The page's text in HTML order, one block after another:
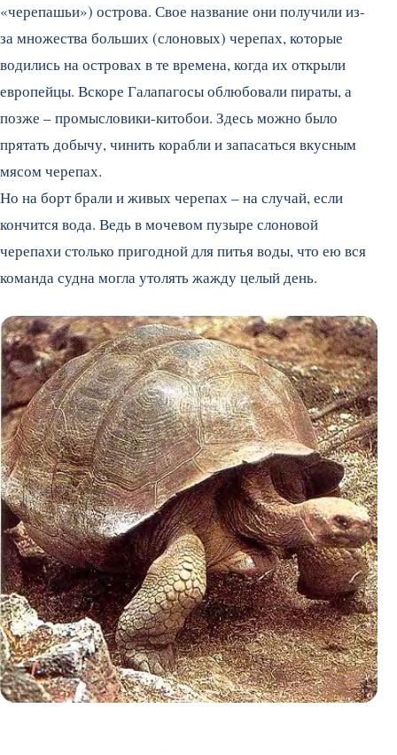
«черепашьи») острова. Свое название они получили из-
за множества больших (слоновых) черепах, которые
водились на островах в те времена, когда их открыли
европейцы. Вскоре Галапагосы облюбовали пираты, а
позже – промысловики-китобои. Здесь можно было
прятать добычу, чинить корабли и запасаться вкусным
мясом черепах.
Но на борт брали и живых черепах – на случай, если
кончится вода. Ведь в мочевом пузыре слоновой
черепахи столько пригодной для питья воды, что ею вся
команда судна могла утолять жажду целый день.